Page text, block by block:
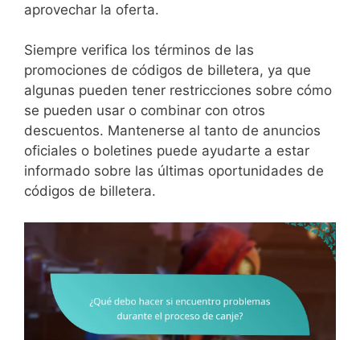
aprovechar la oferta.
Siempre verifica los términos de las
promociones de códigos de billetera, ya que
algunas pueden tener restricciones sobre cómo
se pueden usar o combinar con otros
descuentos. Mantenerse al tanto de anuncios
oficiales o boletines puede ayudarte a estar
informado sobre las últimas oportunidades de
códigos de billetera.